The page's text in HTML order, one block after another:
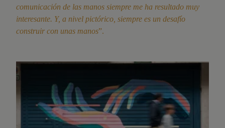
comunicación de las manos siempre me ha resultado muy
interesante. Y, a nivel pictórico, siempre es un desafío
construir con unas manos”.